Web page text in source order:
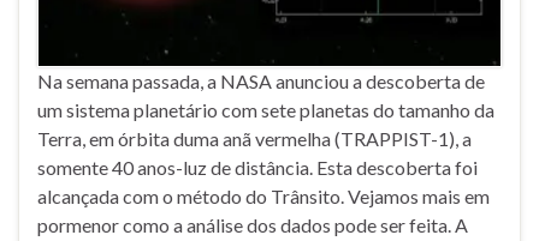
Na semana passada, a NASA anunciou a descoberta de
um sistema planetário com sete planetas do tamanho da
Terra, em órbita duma anã vermelha (TRAPPIST-1), a
somente 40 anos-luz de distância. Esta descoberta foi
alcançada com o método do Trânsito. Vejamos mais em
pormenor como a análise dos dados pode ser feita. A